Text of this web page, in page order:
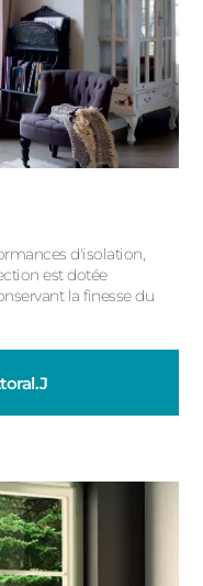
d'isolation,
est dotée
la finesse du